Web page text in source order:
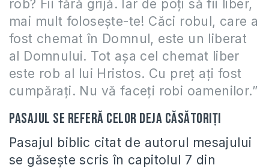
rob? Fii fără grijă. Iar de poţi să fii liber,
mai mult foloseşte-te! Căci robul, care a
fost chemat în Domnul, este un liberat
al Domnului. Tot aşa cel chemat liber
este rob al lui Hristos. Cu preţ aţi fost
cumpăraţi. Nu vă faceţi robi oamenilor.”
Pasajul se referă celor deja căsătoriţi
Pasajul biblic citat de autorul mesajului
se găseşte scris în capitolul 7 din